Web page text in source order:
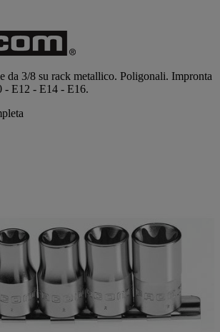
da 3/8 su rack metallico. Poligonali. Impronta
- E12 - E14 - E16.